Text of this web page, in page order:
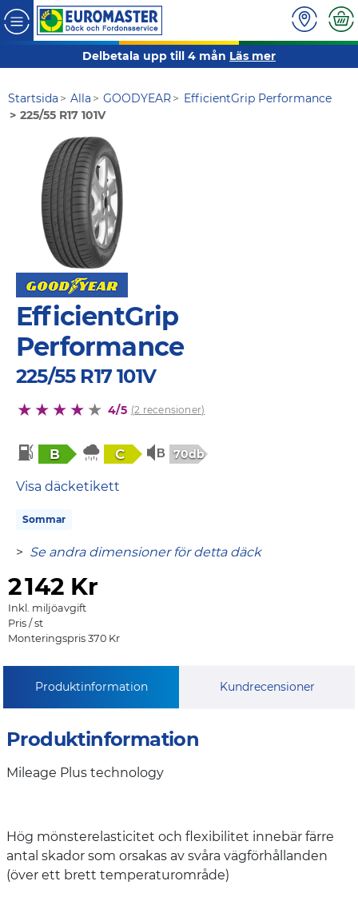
Delbetala upp till 4 mån Läs mer
Startsida Alla GOODYEAR
EfficientGrip Performance
225/55 R17 101V
EfficientGrip
Performance
225/55 R17 101V
4/5 (2 recensioner)
B C 70db
Visa däcketikett
Sommar
> Se andra dimensioner för detta däck
2142 Kr
Inkl. miljöavgift
Pris / st
Monteringspris 370 Kr
Produktinformation Kundrecensioner
Produktinformation
Mileage Plus technology
Hög mönsterelasticitet och flexibilitet innebär färre
antal skador som orsakas av svåra vägförhållanden
(över ett brett temperaturområde)